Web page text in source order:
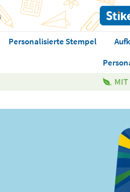
Personalisierte Stempel
MIT